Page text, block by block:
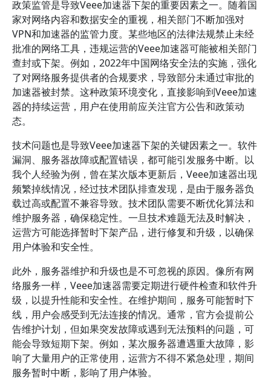
政策监管是导致Veee加速器下架的重要因素之一。随着国
家对网络内容和数据安全的重视，相关部门不断加强对
VPN和加速器的监管力度。某些地区的法律法规禁止未经
批准的网络工具，违规运营的Veee加速器可能被相关部门
查封或下架。例如，2022年中国网络安全法的实施，强化
了对网络服务提供者的合规要求，导致部分未通过审批的
加速器被封禁。这种政策环境变化，直接影响到Veee加速
器的持续运营，用户在使用前应关注官方公告和政策动
态。
技术问题也是导致Veee加速器下架的关键因素之一。软件
漏洞、服务器故障或配置错误，都可能引发服务中断。以
我个人经验为例，曾在某次版本更新后，Veee加速器出现
频繁掉线情况，经过技术团队排查发现，是由于服务器负
载过高或配置不兼容导致。技术团队需要不断优化算法和
维护服务器，确保稳定性。一旦技术难题无法及时解决，
运营方可能选择暂时下架产品，进行修复和升级，以确保
用户体验和安全性。
此外，服务器维护和升级也是不可忽视的原因。像所有网
络服务一样，Veee加速器需要定期进行硬件检查和软件升
级，以提升性能和安全性。在维护期间，服务可能暂时下
线，用户会感受到无法连接的情况。通常，官方会提前公
告维护计划，但如果突发故障或遇到无法预料的问题，可
能会导致短期下架。例如，某次服务器遭遇重大故障，影
响了大量用户的正常使用，运营方不得不紧急处理，期间
服务暂时中断，影响了用户体验。